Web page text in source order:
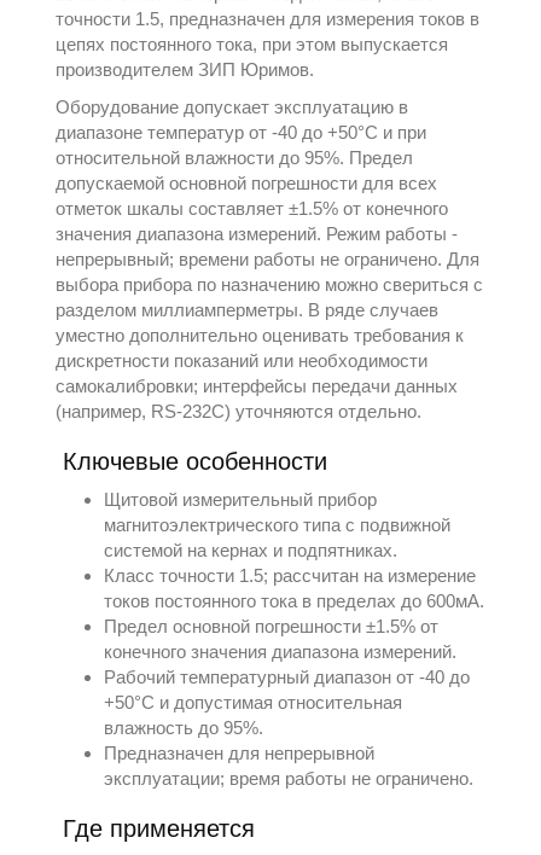
точности 1.5, предназначен для измерения токов в
цепях постоянного тока, при этом выпускается
производителемЗИП Юримов.
Оборудование допускает эксплуатацию в
диапазоне температур от -40 до +50°С и при
относительной влажности до 95%. Предел
допускаемой основной погрешности для всех
отметок шкалы составляет ±1.5% от конечного
значения диапазона измерений. Режим работы -
непрерывный; времени работы не ограничено. Для
выбора прибора по назначению можно свериться с
разделом миллиамперметры. В ряде случаев
уместно дополнительно оценивать требования к
дискретности показаний или необходимости
самокалибровки; интерфейсы передачи данных
(например, RS-232C) уточняются отдельно.
Ключевые особенности
Щитовой измерительный прибор
магнитоэлектрического типа с подвижной
системой на кернах и подпятниках.
Класс точности 1.5; рассчитан на измерение
токов постоянного тока в пределах до 600мА.
Предел основной погрешности ±1.5% от
конечного значения диапазона измерений.
Рабочий температурный диапазон от -40 до
+50°С и допустимая относительная
влажность до 95%.
Предназначен для непрерывной
эксплуатации; время работы не ограничено.
Где применяется